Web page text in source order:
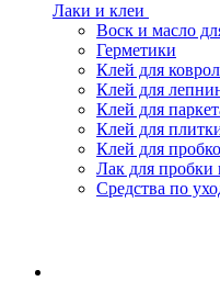
Лаки и клеи
Воск и масло
Герметики
Клей для
Клей для
Клей для
Клей для
Клей для
Лак для пробки
Средства по